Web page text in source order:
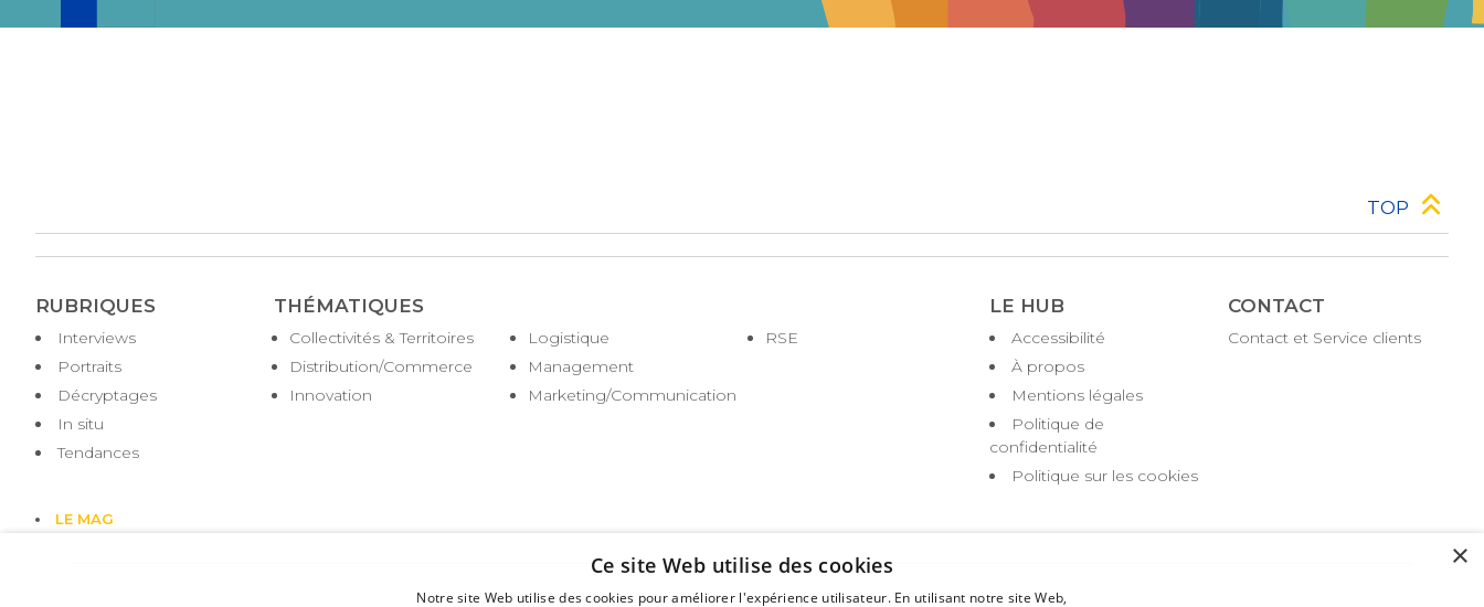
TOP
RUBRIQUES
Interviews
Portraits
Décryptages
In situ
Tendances
LE MAG
THÉMATIQUES
Collectivités & Territoires
Distribution/Commerce
Innovation
Logistique
Management
Marketing/Communication
RSE
LE HUB
Pied
de
page
Accessibilité
À propos
Mentions légales
Politique de
confidentialité
Politique sur les cookies
CONTACT
Contact et Service clients
×
Ce site Web utilise des cookies
Notre site Web utilise des cookies pour améliorer l'expérience utilisateur. En utilisant notre site Web,